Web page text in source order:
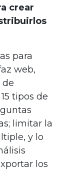
crear
para
web,
de
tipos de
limitar la
y lo
los